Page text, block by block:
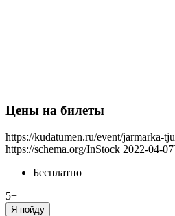
Цены на билеты
https://kudatumen.ru/event/jarmarka-
https://schema.org/InStock 2022-04-
Бесплатно
5+
Я пойду